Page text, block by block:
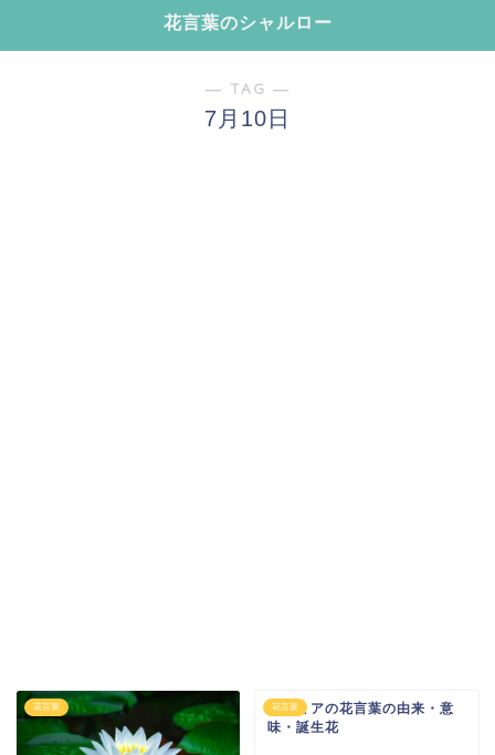
花言葉のシャルロー
― TAG ―
7月10日
花言葉 花言葉
カルミアの花言葉の由来・意
味・誕生花